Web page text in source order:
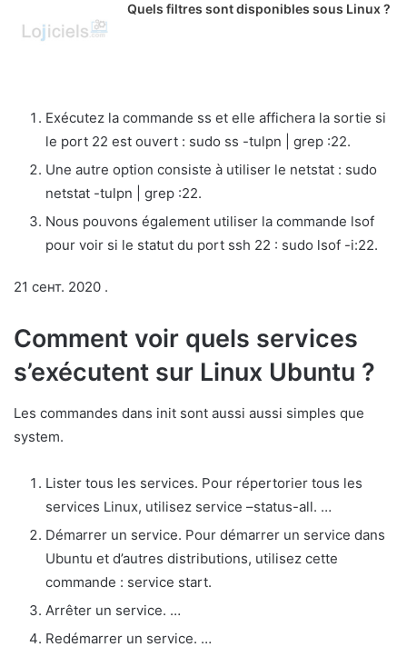
Quels filtres sont disponibles sous Linux ?
Exécutez la commande ss et elle affichera la sortie si
le port 22 est ouvert : sudo ss -tulpn | grep :22.
Une autre option consiste à utiliser le netstat : sudo
netstat -tulpn | grep :22.
Nous pouvons également utiliser la commande lsof
pour voir si le statut du port ssh 22 : sudo lsof -i:22.
21 сент. 2020 .
Comment voir quels services
s’exécutent sur Linux Ubuntu ?
Les commandes dans init sont aussi aussi simples que
system.
Lister tous les services. Pour répertorier tous les
services Linux, utilisez service –status-all. …
Démarrer un service. Pour démarrer un service dans
Ubuntu et d’autres distributions, utilisez cette
commande : service start.
Arrêter un service. …
Redémarrer un service. …